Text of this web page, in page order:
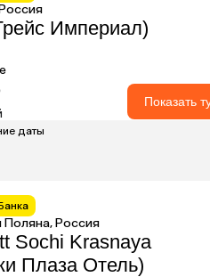
Империал)
Показать
даты
Поляна, Россия
Sochi Krasnaya
Плаза Отель)